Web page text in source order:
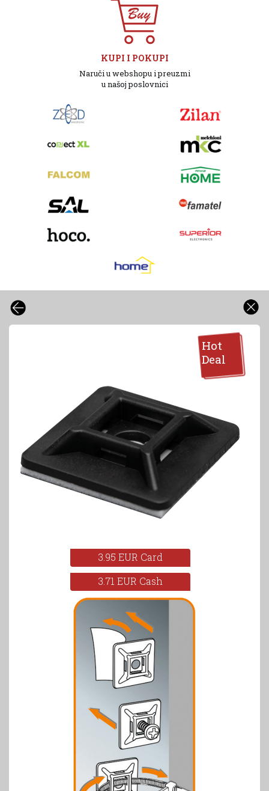
KUPI I POKUPI
Naruči u webshopu i preuzmi
u našoj poslovnici
Hot
Deal
3.95 EUR Card
3.71 EUR Cash